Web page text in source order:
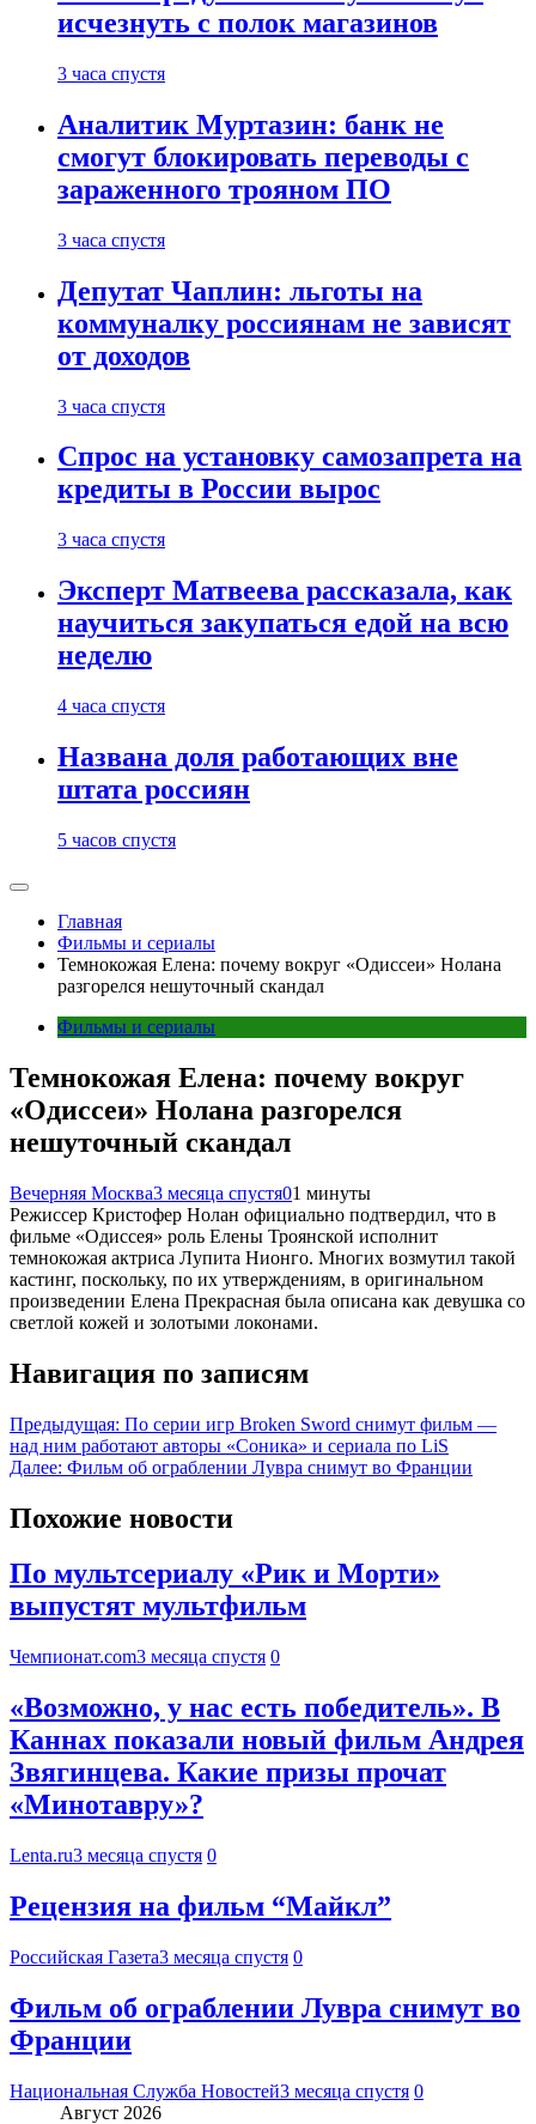
исчезнуть с полок магазинов
3 часа спустя
Аналитик Муртазин: банк не
смогут блокировать переводы с
зараженного трояном ПО
3 часа спустя
Депутат Чаплин: льготы на
коммуналку россиянам не зависят
от доходов
3 часа спустя
Спрос на установку самозапрета на
кредиты в России вырос
3 часа спустя
Эксперт Матвеева рассказала, как
научиться закупаться едой на всю
неделю
4 часа спустя
Названа доля работающих вне
штата россиян
5 часов спустя
Главная
Фильмы и сериалы
Темнокожая Елена: почему вокруг «Одиссеи» Нолана
разгорелся нешуточный скандал
Фильмы и сериалы
Темнокожая Елена: почему вокруг
«Одиссеи» Нолана разгорелся
нешуточный скандал
Вечерняя Москва3 месяца спустя01 минуты
Режиссер Кристофер Нолан официально подтвердил, что в
фильме «Одиссея» роль Елены Троянской исполнит
темнокожая актриса Лупита Нионго. Многих возмутил такой
кастинг, поскольку, по их утверждениям, в оригинальном
произведении Елена Прекрасная была описана как девушка со
светлой кожей и золотыми локонами.
Навигация по записям
Предыдущая: По серии игр Broken Sword снимут фильм —
над ним работают авторы «Соника» и сериала по LiS
Далее: Фильм об ограблении Лувра снимут во Франции
Похожие новости
По мультсериалу «Рик и Морти»
выпустят мультфильм
Чемпионат.com3 месяца спустя 0
«Возможно, у нас есть победитель». В
Каннах показали новый фильм Андрея
Звягинцева. Какие призы прочат
«Минотавру»?
Lenta.ru3 месяца спустя 0
Рецензия на фильм “Майкл”
Российская Газета3 месяца спустя 0
Фильм об ограблении Лувра снимут во
Франции
Национальная Служба Новостей3 месяца спустя 0
Август 2026